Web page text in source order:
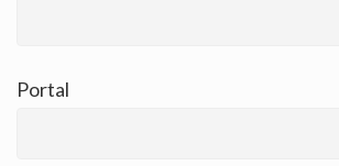
Portal
Modificar cookies